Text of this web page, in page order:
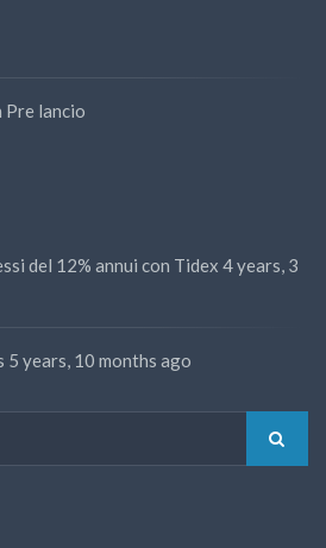
lancio
del 12% annui con Tidex 4 years, 3
5 years, 10 months ago